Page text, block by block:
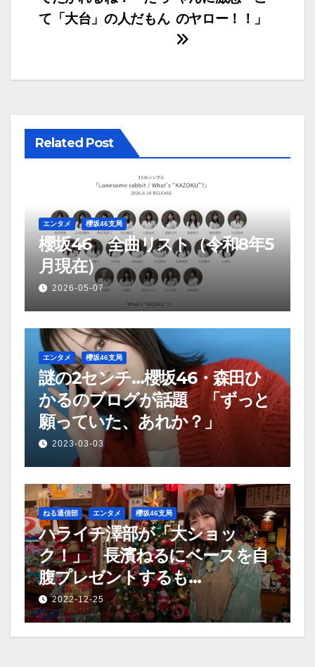
のヤロー！！」
て「大台」の人だもん
Related Post
エンタメ 櫻坂46支局
櫻坂46 全曲リスト（令和8年5
月現在）
2026-05-07
エンタメ 櫻坂46支局
謎の2センチ…櫻坂46・森田ひ
かるのブログが話題 「ずっと
願っていた、あれか？」
2023-03-03
ねる通信部 エンタメ 櫻坂46支局
ハライチ澤部が「大ショッ
ク！」 長濱ねるにベースを自
腹プレゼントするも…
2022-12-25